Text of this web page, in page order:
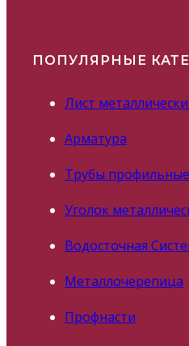
ПОПУЛЯРНЫЕ
Лист
Арматура
Трубы профильные
Уголок
Водосточная
Металлочерепица
Профнасти